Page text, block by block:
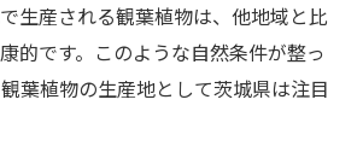
ける茨城県産観葉植物
観葉植物がもたらす心の癒し
もたらすリラックス効果
生産される観葉植物は、他地域と比
的です。このような自然条件が整っ
葉植物の生産地として茨城県は注目